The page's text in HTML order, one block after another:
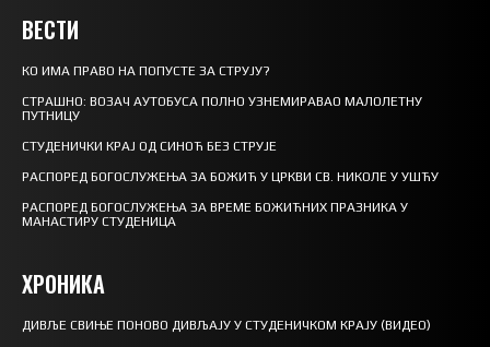
ВЕСТИ
КО ИМА ПРАВО НА ПОПУСТЕ ЗА СТРУЈУ?
СТРАШНО: ВОЗАЧ АУТОБУСА ПОЛНО УЗНЕМИРАВАО МАЛОЛЕТНУ
ПУТНИЦУ
СТУДЕНИЧКИ КРАЈ ОД СИНОЋ БЕЗ СТРУЈЕ
РАСПОРЕД БОГОСЛУЖЕЊА ЗА БОЖИЋ У ЦРКВИ СВ. НИКОЛЕ У УШЋУ
РАСПОРЕД БОГОСЛУЖЕЊА ЗА ВРЕМЕ БОЖИЋНИХ ПРАЗНИКА У
МАНАСТИРУ СТУДЕНИЦА
ХРОНИКА
ДИВЉЕ СВИЊЕ ПОНОВО ДИВЉАЈУ У СТУДЕНИЧКОМ КРАЈУ (ВИДЕО)